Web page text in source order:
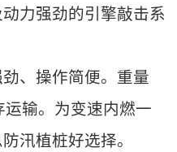
力强劲的引擎敲击系
、操作简便。重量
输。为变速内燃一
汛植桩好选择。